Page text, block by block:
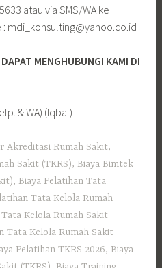
atau via SMS/WA ke
mdi_konsulting@yahoo.co.id
MENGHUBUNGI KAMI DI
& WA) (Iqbal)
Akreditasi Rumah Sakit,
Sakit (TKRS), Biaya Bimtek
, Biaya Pelatihan Tata
Tata Kelola Rumah
Kelola Rumah Sakit
Tata Kelola Rumah Sakit
Pelatihan TKRS 2026, Biaya